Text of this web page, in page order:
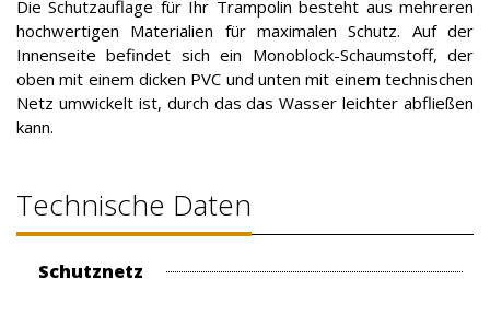
Die Schutzauflage für Ihr Trampolin besteht aus mehreren
hochwertigen Materialien für maximalen Schutz. Auf der
Innenseite befindet sich ein Monoblock-Schaumstoff, der
oben mit einem dicken PVC und unten mit einem technischen
Netz umwickelt ist, durch das das Wasser leichter abfließen
kann.
Technische Daten
Schutznetz